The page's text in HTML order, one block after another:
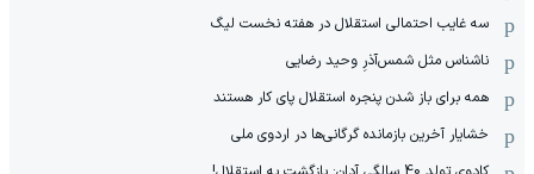
سه غایب احتمالی استقلال در هفته نخست لیگ
ناشناس مثل شمس‌آذرِ وحید رضایی
همه برای باز شدن پنجره استقلال پای کار هستند
خشایار آخرین بازمانده گرگانی‌ها در اردوی ملی